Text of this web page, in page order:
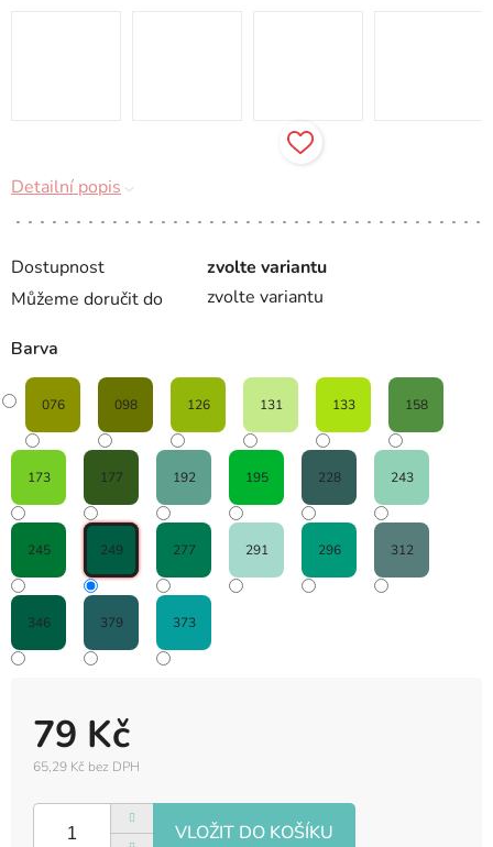
Dostupnost
zvolte variantu
Můžeme doručit do
zvolte variantu
79 Kč
65,29 Kč bez DPH
cena:
Barva
076 098 126 131 133 158
173 177 192 195 228 243
245 249 277 291 296 312
346 379 373
Detailní popis